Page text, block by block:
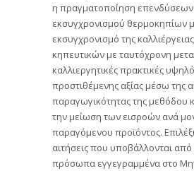
η πραγματοποίηση επενδύσεων
εκσυγχρονισμού θερμοκηπίων
εκσυγχρονισμό της
κηπευτικών με ταυτόχρονη
καλλιεργητικές πρακτικές
προστιθέμενης αξίας μέσω της
παραγωγικότητας της μεθόδου
την μείωση των εισροών ανά
παραγόμενου προϊόντος.
αιτήσεις που υποβάλλονται
πρόσωπα εγγεγραμμένα στο